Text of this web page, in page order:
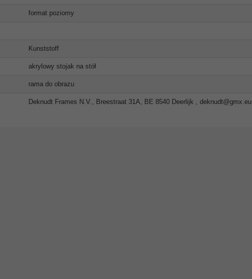
format poziomy
Kunststoff
akrylowy stojak na stół
rama do obrazu
Deknudt Frames N.V., Breestraat 31A, BE 8540 Deerlijk , deknudt@gmx.eu